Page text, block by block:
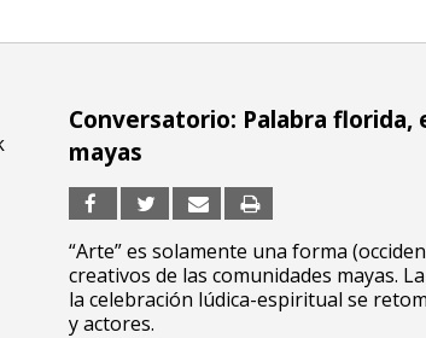
Conversatorio: Palabra
mayas
“Arte” es solamente una forma
creativos de las comunidades mayas.
la celebración lúdica-espiritual se
y actores.